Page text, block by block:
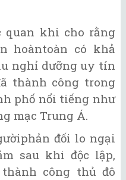
khi cho rằng
hoàntoàn có khả
nghỉ dưỡng uy tín
thành công trong
phố nổi tiếng như
mạc Trung Á.
đối lo ngại
sau khi độc lập,
công thủ đô